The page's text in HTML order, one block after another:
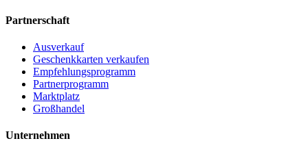
Partnerschaft
Ausverkauf
Geschenkkarten verkaufen
Empfehlungsprogramm
Partnerprogramm
Marktplatz
Großhandel
Unternehmen